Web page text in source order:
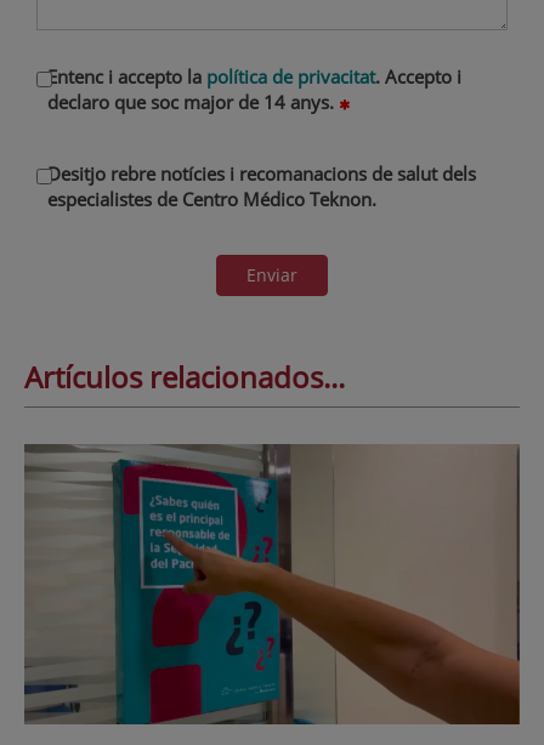
Entenc i accepto la política de privacitat. Accepto i
declaro que soc major de 14 anys.
Desitjo rebre notícies i recomanacions de salut dels
especialistes de Centro Médico Teknon.
Enviar
Artículos relacionados...